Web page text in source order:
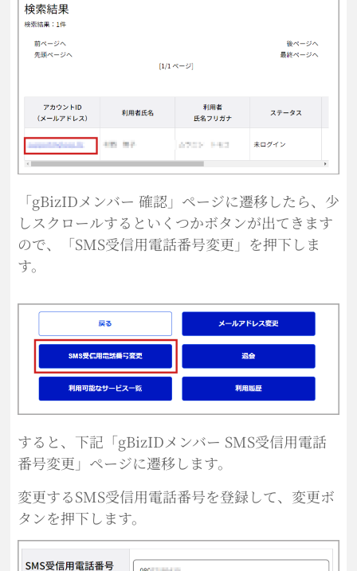
「gBizIDメンバー 確認」ページに遷移したら、少
しスクロールするといくつかボタンが出てきます
ので、「SMS受信用電話番号変更」を押下しま
す。
すると、下記「gBizIDメンバー SMS受信用電話
番号変更」ページに遷移します。
変更するSMS受信用電話番号を登録して、変更ボ
タンを押下します。